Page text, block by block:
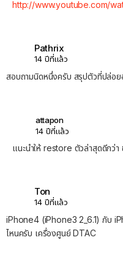
http://www.youtube.com/
Pathrix
14 ปีที่แล้ว
สอบถามนิดหนึ่งครับ สรุปตัวที่ปล่อ
attapon
14 ปีที่แล้ว
แนะนำให้ restore ตัวล่าสุดดีกว่า
Ton
14 ปีที่แล้ว
iPhone4 (iPhone3 2_6.1) กับ
ไหนครับ เครื่องศูนย์ DTAC